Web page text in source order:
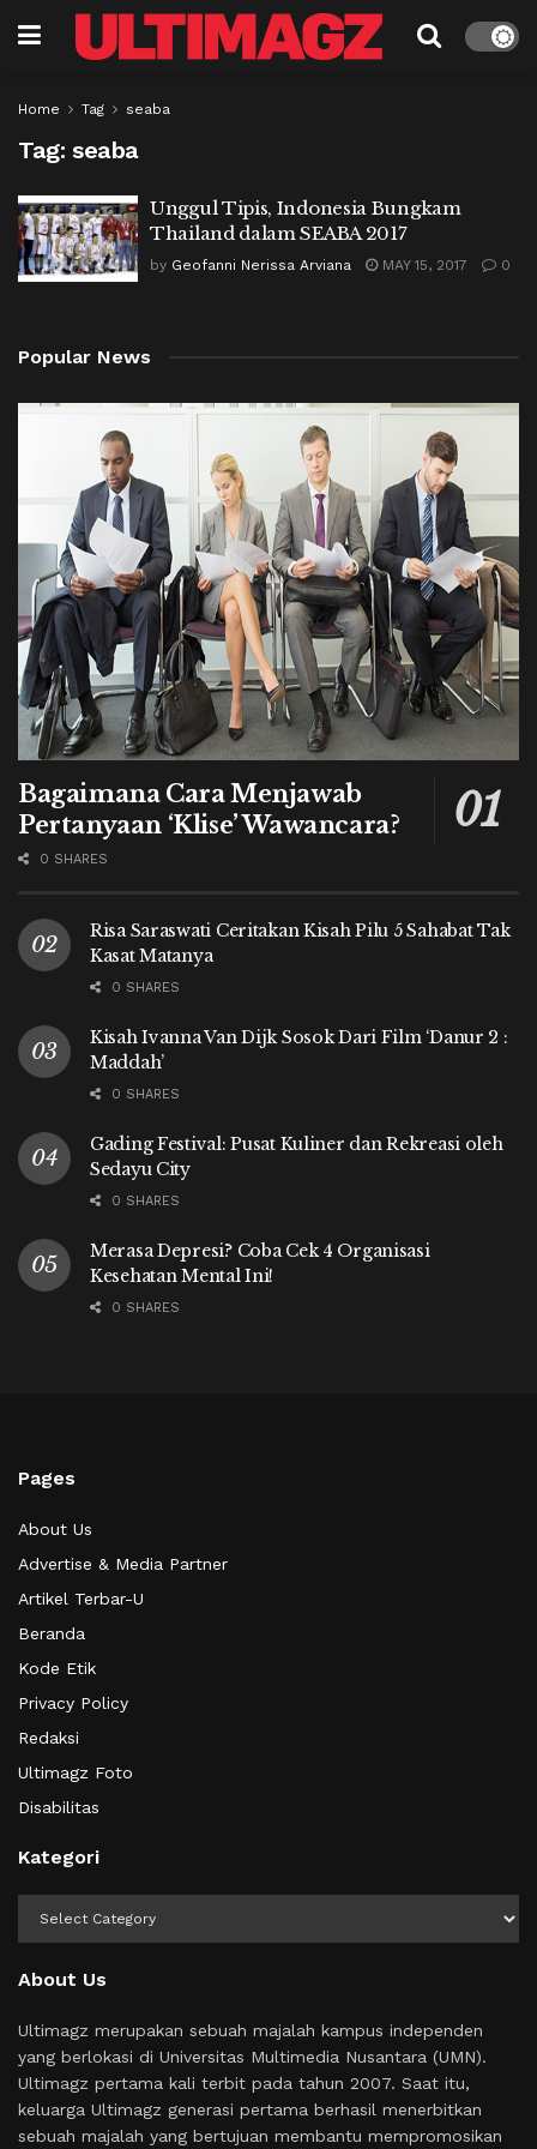
Home Tag seaba
Tag: seaba
Unggul Tipis, Indonesia Bungkam
Thailand dalam SEABA 2017
by Geofanni Nerissa Arviana MAY 15, 2017 0
Popular News
Bagaimana Cara Menjawab
Pertanyaan ‘Klise’ Wawancara?
0 SHARES
Risa Saraswati Ceritakan Kisah Pilu 5 Sahabat Tak
Kasat Matanya
0 SHARES
Kisah Ivanna Van Dijk Sosok Dari Film ‘Danur 2 :
Maddah’
0 SHARES
Gading Festival: Pusat Kuliner dan Rekreasi oleh
Sedayu City
0 SHARES
Merasa Depresi? Coba Cek 4 Organisasi
Kesehatan Mental Ini!
0 SHARES
Pages
About Us
Advertise & Media Partner
Artikel Terbar-U
Beranda
Kode Etik
Privacy Policy
Redaksi
Ultimagz Foto
Disabilitas
Kategori
About Us
Ultimagz merupakan sebuah majalah kampus independen
yang berlokasi di Universitas Multimedia Nusantara (UMN).
Ultimagz pertama kali terbit pada tahun 2007. Saat itu,
keluarga Ultimagz generasi pertama berhasil menerbitkan
sebuah majalah yang bertujuan membantu mempromosikan